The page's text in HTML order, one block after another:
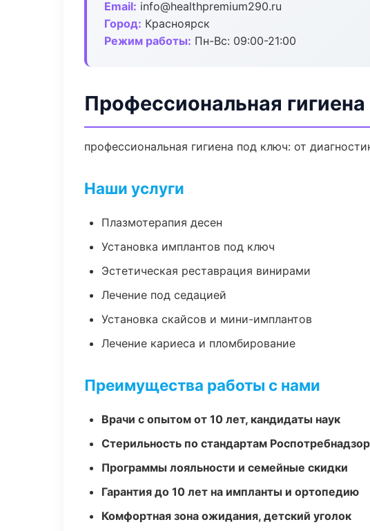
Email: info@healthpremium290.ru
Город: Красноярск
Режим работы: Пн-Вс: 09:00-21:00
Профессиональная
профессиональная гигиена под ключ: от
Наши услуги
Плазмотерапия десен
Установка имплантов под ключ
Эстетическая реставрация винирами
Лечение под седацией
Установка скайсов и мини-имплантов
Лечение кариеса и пломбирование
Преимущества работы с нами
Врачи с опытом от 10 лет, кандидаты наук
Стерильность по стандартам
Программы лояльности и семейные скидки
Гарантия до 10 лет на импланты и ортопедию
Комфортная зона ожидания, детский уголок